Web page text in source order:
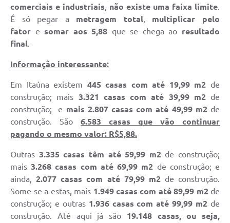
comerciais e industriais, não existe uma faixa limite.
É só pegar a metragem total, multiplicar pelo
fator esomar aos 5,88 que se chega ao resultado
final.
Informação interessante:
Em Itaúna existem 445 casas com até 19,99 m2 de
construção; mais 3.321 casas com até 39,99 m2de
construção; e mais 2.807 casas com até 49,99 m2de
construção. São 6.583 casas que vão continuar
pagando o mesmo valor: R$5,88.
Outras 3.335 casas têm até 59,99 m2de construção;
mais3.268 casas com até 69,99 m2 de construção; e
ainda,2.077 casas com até 79,99 m2de construção.
Some-se a estas, mais 1.949 casas com até 89,99 m2de
construção; e outras 1.936 casas com até 99,99 m2 de
construção. Até aqui já são 19.148 casas, ou seja,